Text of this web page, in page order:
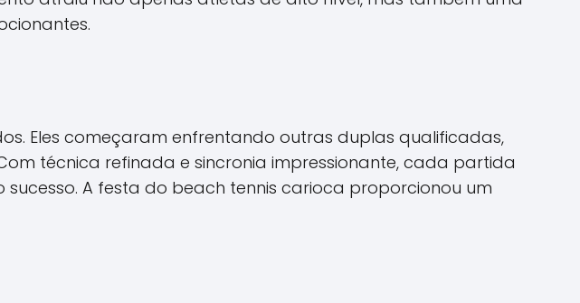
Eles começaram enfrentando outras duplas qualificadas,
técnica refinada e sincronia impressionante, cada partida
A festa do beach tennis carioca proporcionou um